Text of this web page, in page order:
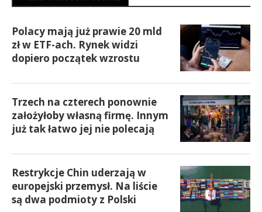
Polacy mają już prawie 20 mld
zł w ETF-ach. Rynek widzi
dopiero początek wzrostu
Trzech na czterech ponownie
założyłoby własną firmę. Innym
już tak łatwo jej nie polecają
Restrykcje Chin uderzają w
europejski przemysł. Na liście
są dwa podmioty z Polski